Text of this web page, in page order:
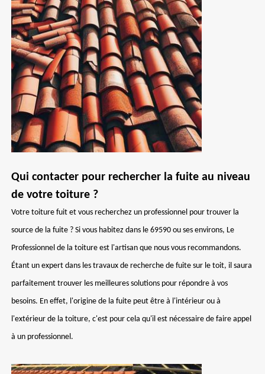
Qui contacter pour rechercher la fuite au niveau
de votre toiture ?
Votre toiture fuit et vous recherchez un professionnel pour trouver la
source de la fuite ? Si vous habitez dans le 69590 ou ses environs, Le
Professionnel de la toiture est l'artisan que nous vous recommandons.
Étant un expert dans les travaux de recherche de fuite sur le toit, il saura
parfaitement trouver les meilleures solutions pour répondre à vos
besoins. En effet, l'origine de la fuite peut être à l'intérieur ou à
l'extérieur de la toiture, c'est pour cela qu'il est nécessaire de faire appel
à un professionnel.